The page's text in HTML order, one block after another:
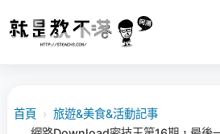
首頁 › 旅遊&美食&活動記事